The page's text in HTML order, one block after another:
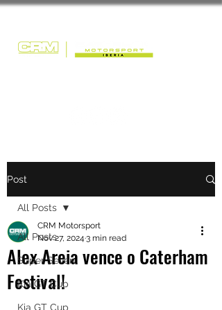
Post
All Posts
Super Seven
Kia GT Cup
Kia GT Cup
All Posts
Alex Areia vence o Caterham
Festival!
CRM Motorsport
Nov 27, 2024 3 min read